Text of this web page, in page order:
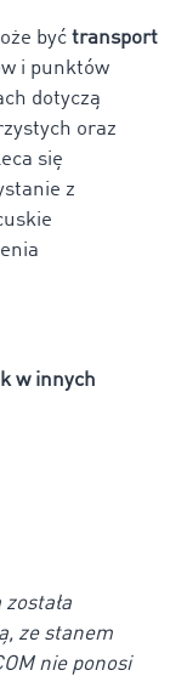
być transport
i punktów
dotyczą
oraz
się
z
w innych
ze stanem
nie ponosi